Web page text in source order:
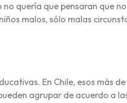
quería que pensaran que
malos, sólo malas
En Chile, esos más de
agrupar de acuerdo a